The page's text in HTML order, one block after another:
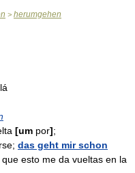
> herumgehen
[um por];
das geht mir schon
esto me da vueltas en la